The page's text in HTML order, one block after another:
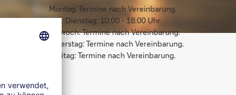
Montag: Termine nach Vereinbarung.
Dienstag: 10:00 - 18:00 Uhr
Mittwoch: Termine nach Vereinbarung.
Donnerstag: Termine nach Vereinbarung.
Freitag: Termine nach Vereinbarung.